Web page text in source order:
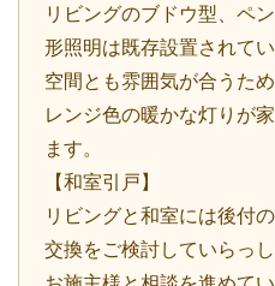
リビングのブドウ型、ペ
形照明は既存設置されて
空間とも雰囲気が合うた
レンジ色の暖かな灯りが
ます。
【和室引戸】
リビングと和室には後付
交換をご検討していらっし